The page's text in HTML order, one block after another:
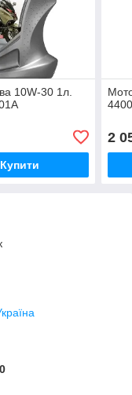
10W-30 1л.
Купити
2